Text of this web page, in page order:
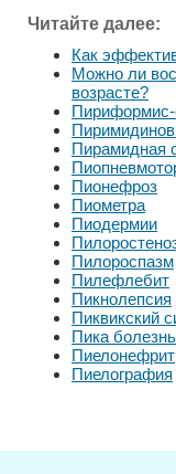
Читайте далее:
Как
Можно ли
возрасте?
Пирамидная
Пионефроз
Пиометра
Пиодермии
Пилороспазм
Пилефлебит
Пикнолепсия
Пиквикский
Пика болезнь
Пиелонефрит
Пиелография